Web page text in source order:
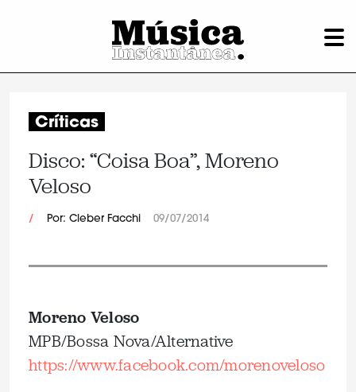
Críticas
Disco: “Coisa Boa”, Moreno
Veloso
/ Por: Cleber Facchi 09/07/2014
Moreno Veloso
MPB/Bossa Nova/Alternative
https://www.facebook.com/morenoveloso